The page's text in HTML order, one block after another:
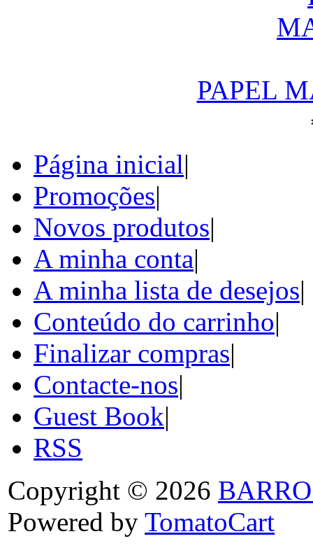
PAPEL
Página inicial|
Promoções|
Novos produtos|
A minha conta|
A minha lista de desejos|
Conteúdo do carrinho|
Finalizar compras|
Contacte-nos|
Guest Book|
RSS
Copyright © 2026
Powered by TomatoCart